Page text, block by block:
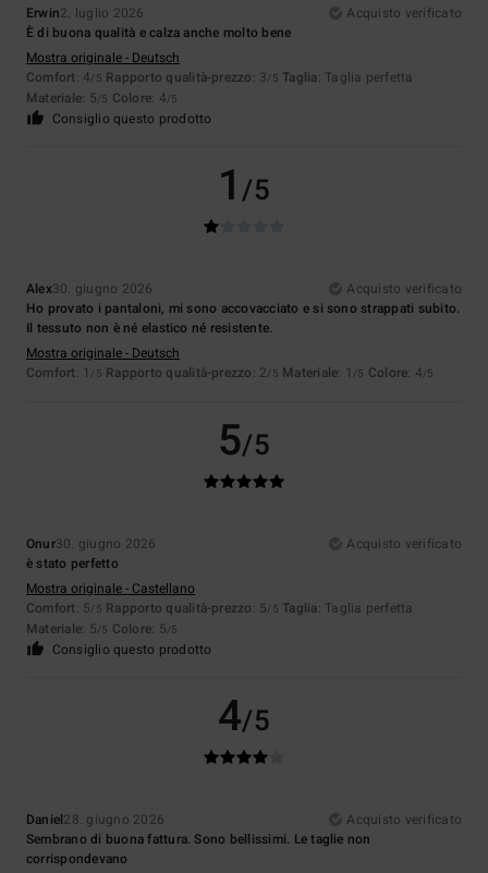
Erwin2. luglio 2026
Acquisto verificato
È di buona qualità e calza anche molto bene
Mostra originale - Deutsch
Comfort: 4/5 Rapporto qualità-prezzo: 3/5 Taglia: Taglia perfetta
Materiale: 5/5 Colore: 4/5
Consiglio questo prodotto
1/5
Alex30. giugno 2026
Acquisto verificato
Ho provato i pantaloni, mi sono accovacciato e si sono strappati subito.
Il tessuto non è né elastico né resistente.
Mostra originale - Deutsch
Comfort: 1 /5 Rapporto qualità-prezzo: 2/5 Materiale: 1 /5 Colore: 4/5
5/5
Onur30. giugno 2026
Acquisto verificato
è stato perfetto
Mostra originale - Castellano
Comfort: 5/5 Rapporto qualità-prezzo: 5/5 Taglia: Taglia perfetta
Materiale: 5/5 Colore: 5/5
Consiglio questo prodotto
4/5
Daniel28. giugno 2026
Acquisto verificato
Sembrano di buona fattura. Sono bellissimi. Le taglie non
corrispondevano